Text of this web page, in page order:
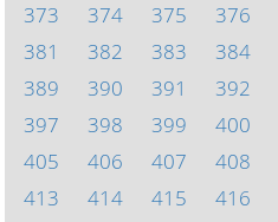
373
374 375 376
381
382 383 384
389
390 391 392
397
398 399 400
405
406 407 408
413
414 415 416